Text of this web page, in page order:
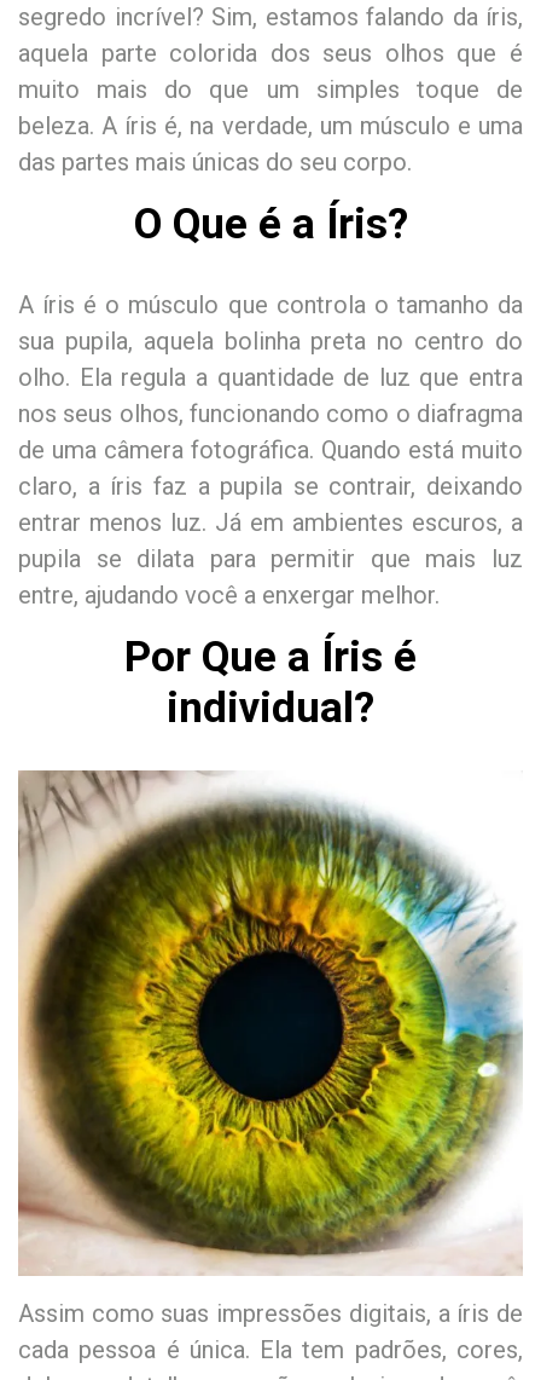
segredo incrível? Sim, estamos falando da íris,
aquela parte colorida dos seus olhos que é
muito mais do que um simples toque de
beleza. A íris é, na verdade, um músculo e uma
das partes mais únicas do seu corpo.
O Que é a Íris?
A íris é o músculo que controla o tamanho da
sua pupila, aquela bolinha preta no centro do
olho. Ela regula a quantidade de luz que entra
nos seus olhos, funcionando como o diafragma
de uma câmera fotográfica. Quando está muito
claro, a íris faz a pupila se contrair, deixando
entrar menos luz. Já em ambientes escuros, a
pupila se dilata para permitir que mais luz
entre, ajudando você a enxergar melhor.
Por Que a Íris é
individual?
Assim como suas impressões digitais, a íris de
cada pessoa é única. Ela tem padrões, cores,